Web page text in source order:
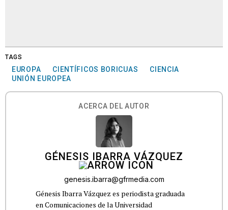
TAGS
EUROPA CIENTÍFICOS BORICUAS
CIENCIA
UNIÓN EUROPEA
ACERCA DEL AUTOR
GÉNESIS IBARRA VÁZQUEZ
genesis.ibarra@gfrmedia.com
Génesis Ibarra Vázquez es periodista graduada
en Comunicaciones de la Universidad